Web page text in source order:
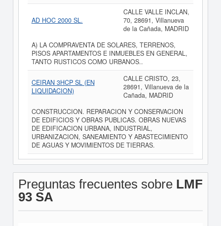
AD HOC 2000 SL.
CALLE VALLE INCLAN,
70, 28691, Villanueva
de la Cañada, MADRID
A) LA COMPRAVENTA DE SOLARES, TERRENOS,
PISOS APARTAMENTOS E INMUEBLES EN GENERAL,
TANTO RUSTICOS COMO URBANOS..
CEIRAN 3HCP SL (EN
LIQUIDACION)
CALLE CRISTO, 23,
28691, Villanueva de la
Cañada, MADRID
CONSTRUCCION. REPARACION Y CONSERVACION
DE EDIFICIOS Y OBRAS PUBLICAS. OBRAS NUEVAS
DE EDIFICACION URBANA, INDUSTRIAL,
URBANIZACION, SANEAMIENTO Y ABASTECIMIENTO
DE AGUAS Y MOVIMIENTOS DE TIERRAS.
Preguntas frecuentes sobre LMF
93 SA